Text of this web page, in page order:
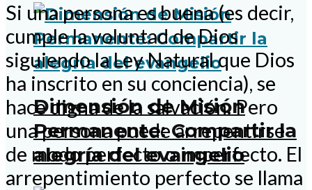
Dimensión de Misión
Permanente: Compartir la
alegría del evangelio
Si una persona es buena (es decir,
cumple la voluntad de Dios
siguiendo la Ley Natural que Dios
ha inscrito en su conciencia), se
hace digna de la salvación. Pero
una persona puede arrepentirse
de modo perfecto o imperfecto. El
arrepentimiento perfecto se llama